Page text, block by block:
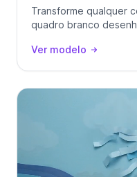
Transforme qualquer
quadro branco
Ver modelo